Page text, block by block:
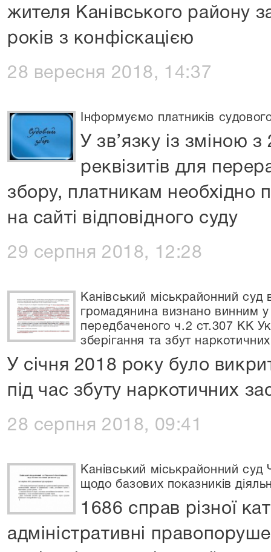
жителя Канівського району
років з конфіскацією
28 вересня 2018, 14:37
Інформуємо платників
У зв’язку із зміною
реквізитів для
збору, платникам необхідно
на сайті відповідного суду
29 серпня 2018, 12:28
Канівський міськрайонний суд
громадянина визнано винним
передбаченого ч.2 ст.307 КК
зберігання та збут
У січня 2018 року було
під час збуту наркотичних
28 серпня 2018, 09:41
Канівський міськрайонний суд
щодо базових показників
1686 справ різної
адміністративні